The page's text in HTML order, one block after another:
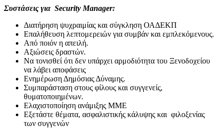
Συστάσεις για Security Manager:
Διατήρηση ψυχραιμίας και σύγκληση ΟΑΔΕΚΠ
Επαλήθευση λεπτομερειών για συμβάν και εμπλεκόμενους.
Από ποιόν η απειλή.
Αξιώσεις δραστών.
Να τονισθεί ότι δεν υπάρχει αρμοδιότητα του Ξενοδοχείου
να λάβει αποφάσεις
Ενημέρωση Δημόσιας Δύναμης.
Συμπαράσταση στους φίλους και συγγενείς,
θυματοποιημένων.
Ελαχιστοποίηση ανάμιξης ΜΜΕ
Εξετάστε θέματα, ασφαλιστικής κάλυψης και φιλοξενίας
των συγγενών